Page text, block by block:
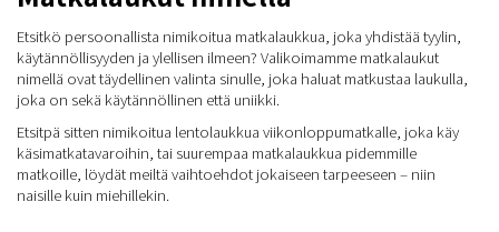
Etsitkö persoonallista nimikoitua matkalaukkua, joka yhdistää tyylin,
käytännöllisyyden ja ylellisen ilmeen? Valikoimamme matkalaukut
nimellä ovat täydellinen valinta sinulle, joka haluat matkustaa laukulla,
joka on sekä käytännöllinen että uniikki.
Etsitpä sitten nimikoitua lentolaukkua viikonloppumatkalle, joka käy
käsimatkatavaroihin, tai suurempaa matkalaukkua pidemmille
matkoille, löydät meiltä vaihtoehdot jokaiseen tarpeeseen – niin
naisille kuin miehillekin.